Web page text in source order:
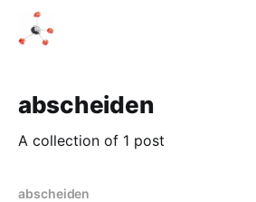
abscheiden
A collection of 1 post
abscheiden